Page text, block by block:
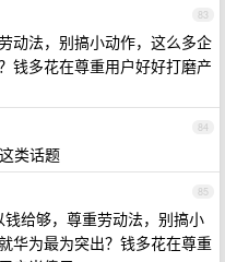
83
动法，别搞小动作，这么多企
钱多花在尊重用户好好打磨产
84
类话题
85
给够，尊重劳动法，别搞小
华为最为突出？钱多花在尊重